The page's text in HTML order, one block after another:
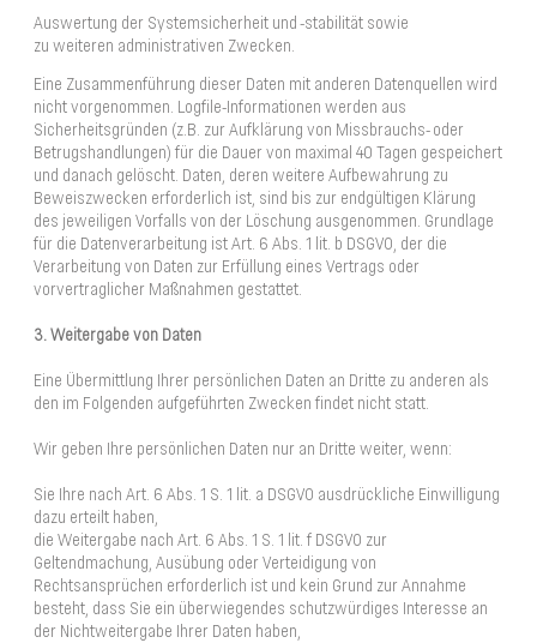
Auswertung der Systemsicherheit und -stabilität sowie
zu weiteren administrativen Zwecken.
Eine Zusammenführung dieser Daten mit anderen Datenquellen wird
nicht vorgenommen. Logfile-Informationen werden aus
Sicherheitsgründen (z.B. zur Aufklärung von Missbrauchs- oder
Betrugshandlungen) für die Dauer von maximal 40 Tagen gespeichert
und danach gelöscht. Daten, deren weitere Aufbewahrung zu
Beweiszwecken erforderlich ist, sind bis zur endgültigen Klärung
des jeweiligen Vorfalls von der Löschung ausgenommen. Grundlage
für die Datenverarbeitung ist Art. 6 Abs. 1 lit. b DSGVO, der die
Verarbeitung von Daten zur Erfüllung eines Vertrags oder
vorvertraglicher Maßnahmen gestattet.
3. Weitergabe von Daten
Eine Übermittlung Ihrer persönlichen Daten an Dritte zu anderen als
den im Folgenden aufgeführten Zwecken findet nicht statt.
Wir geben Ihre persönlichen Daten nur an Dritte weiter, wenn:
Sie Ihre nach Art. 6 Abs. 1 S. 1 lit. a DSGVO ausdrückliche Einwilligung
dazu erteilt haben,
die Weitergabe nach Art. 6 Abs. 1 S. 1 lit. f DSGVO zur
Geltendmachung, Ausübung oder Verteidigung von
Rechtsansprüchen erforderlich ist und kein Grund zur Annahme
besteht, dass Sie ein überwiegendes schutzwürdiges Interesse an
der Nichtweitergabe Ihrer Daten haben,